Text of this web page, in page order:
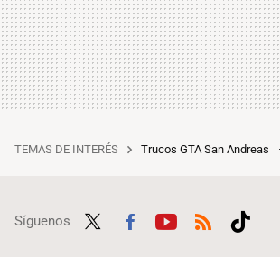
TEMAS DE INTERÉS Trucos GTA San Andreas
Síguenos